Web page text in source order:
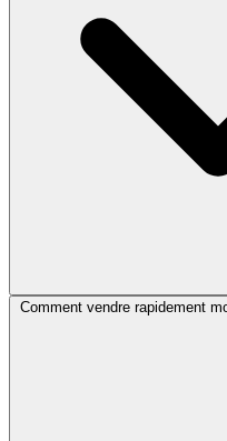
Comment vendre rapidement